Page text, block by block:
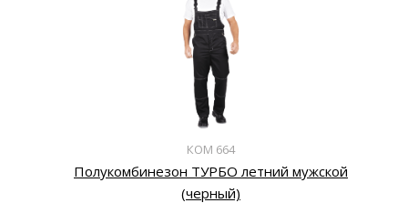
КОМ 664
Полукомбинезон ТУРБО летний мужской
(черный)